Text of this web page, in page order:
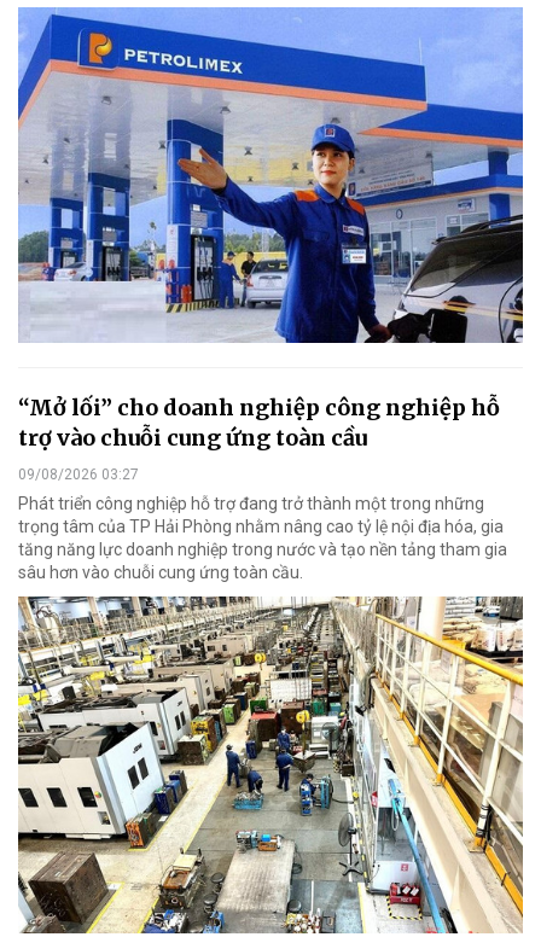
“Mở lối” cho doanh nghiệp công nghiệp hỗ
trợ vào chuỗi cung ứng toàn cầu
09/08/2026 03:27
Phát triển công nghiệp hỗ trợ đang trở thành một trong những
trọng tâm của TP Hải Phòng nhằm nâng cao tỷ lệ nội địa hóa, gia
tăng năng lực doanh nghiệp trong nước và tạo nền tảng tham gia
sâu hơn vào chuỗi cung ứng toàn cầu.